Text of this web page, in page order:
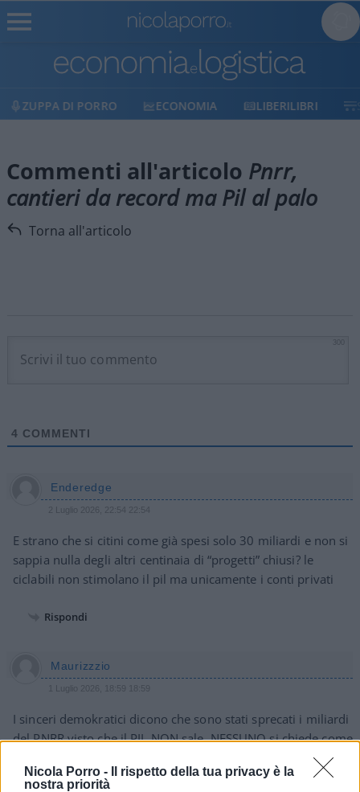
Nicola Porro -
Il rispetto della tua privacy è la
nostra priorità
ZUPPA DI PORRO ECONOMIA LIBERILIBRI
Commenti all'articolo Pnrr,
cantieri da record ma Pil al palo
Torna all'articolo
4 COMMENTI
Enderedge
2 Luglio 2026, 22:54 22:54
E strano che si citini come già spesi solo 30 miliardi e non si
sappia nulla degli altri centinaia di “progetti” chiusi? le
ciclabili non stimolano il pil ma unicamente i conti privati
Rispondi
Maurizzzio
1 Luglio 2026, 18:59 18:59
I sinceri demokratici dicono che sono stati sprecati i miliardi
del PNRR visto che il PIL NON sale. NESSUNO si chiede come
è possibile spendere miliardi senza “stimolare” l’economia ?
NON sarà perchè erano spesso progetti farlocchi ?